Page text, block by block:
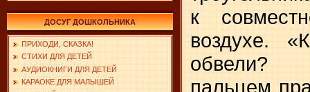
ДОСУГ ДОШКОЛЬНИКА
ПРИХОДИ, СКАЗКА!
СТИХИ ДЛЯ ДЕТЕЙ
АУДИОКНИГИ ДЛЯ ДЕТЕЙ
КАРАОКЕ ДЛЯ МАЛЫШЕЙ
к
воздухе.
обвели?
пальцем